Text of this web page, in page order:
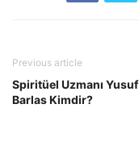
Previous article
Spiritüel Uzmanı Yusuf
Barlas Kimdir?